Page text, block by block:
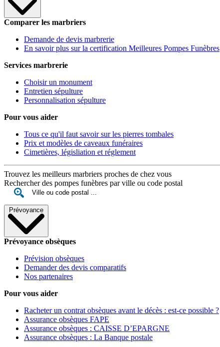
Comparer les marbriers
Demande de devis marbrerie
En savoir plus sur la certification Meilleures Pompes Funèbres
Services marbrerie
Choisir un monument
Entretien sépulture
Personnalisation sépulture
Pour vous aider
Tous ce qu'il faut savoir sur les pierres tombales
Prix et modèles de caveaux funéraires
Cimetières, législiation et réglement
Trouvez les meilleurs marbriers proches de chez vous
Rechercher des pompes funèbres par ville ou code postal
Prévoyance
Prévoyance obsèques
Prévision obsèques
Demander des devis comparatifs
Nos partenaires
Pour vous aider
Racheter un contrat obsèques avant le décès : est-ce possible ?
Assurance obsèques FAPE
Assurance obsèques : CAISSE D’EPARGNE
Assurance obsèques : La Banque postale